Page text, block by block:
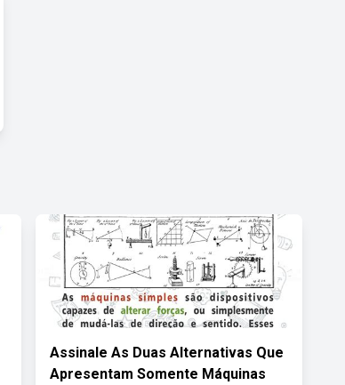
Assinale As Duas Alternativas Que
Apresentam Somente Máquinas